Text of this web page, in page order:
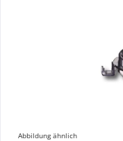
Abbildung ähnlich